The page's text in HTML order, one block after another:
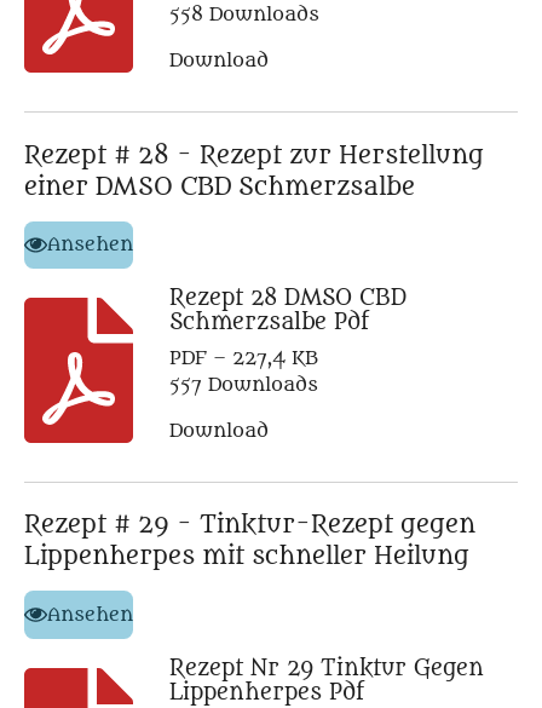
558 Downloads
Download
Rezept # 28 - Rezept zur Herstellung
einer DMSO CBD Schmerzsalbe
Ansehen
Rezept 28 DMSO CBD
Schmerzsalbe Pdf
PDF – 227,4 KB
557 Downloads
Download
Rezept # 29 - Tinktur-Rezept gegen
Lippenherpes mit schneller Heilung
Ansehen
Rezept Nr 29 Tinktur Gegen
Lippenherpes Pdf